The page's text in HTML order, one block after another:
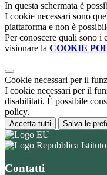
In questa schermata è
I cookie necessari sono
piattaforma e non è
Per conoscere quali sono i
visionare la COOKIE
Cookie necessari per il
I cookie necessari per il
disabilitati. È possibile
policy.
Accetta tutti Salva le
Contatti